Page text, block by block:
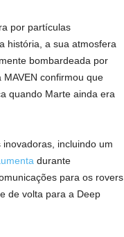
por partículas
história, a sua atmosfera
bombardeada por
confirmou que
quando Marte ainda era
incluindo um
durante
para os rovers
de volta para a Deep